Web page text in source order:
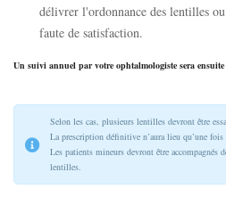
délivrer l'ordonnance des lentilles
faute de satisfaction.
Un suivi annuel par votre ophtalmologiste sera ensuite
Selon les cas, plusieurs lentilles devront être
La prescription définitive n’aura lieu qu’une fois
Les patients mineurs devront être accompagnés
lentilles.